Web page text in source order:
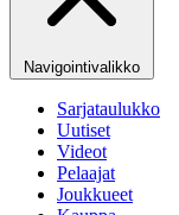
Navigointivalikko
Sarjataulukko
Uutiset
Videot
Pelaajat
Joukkueet